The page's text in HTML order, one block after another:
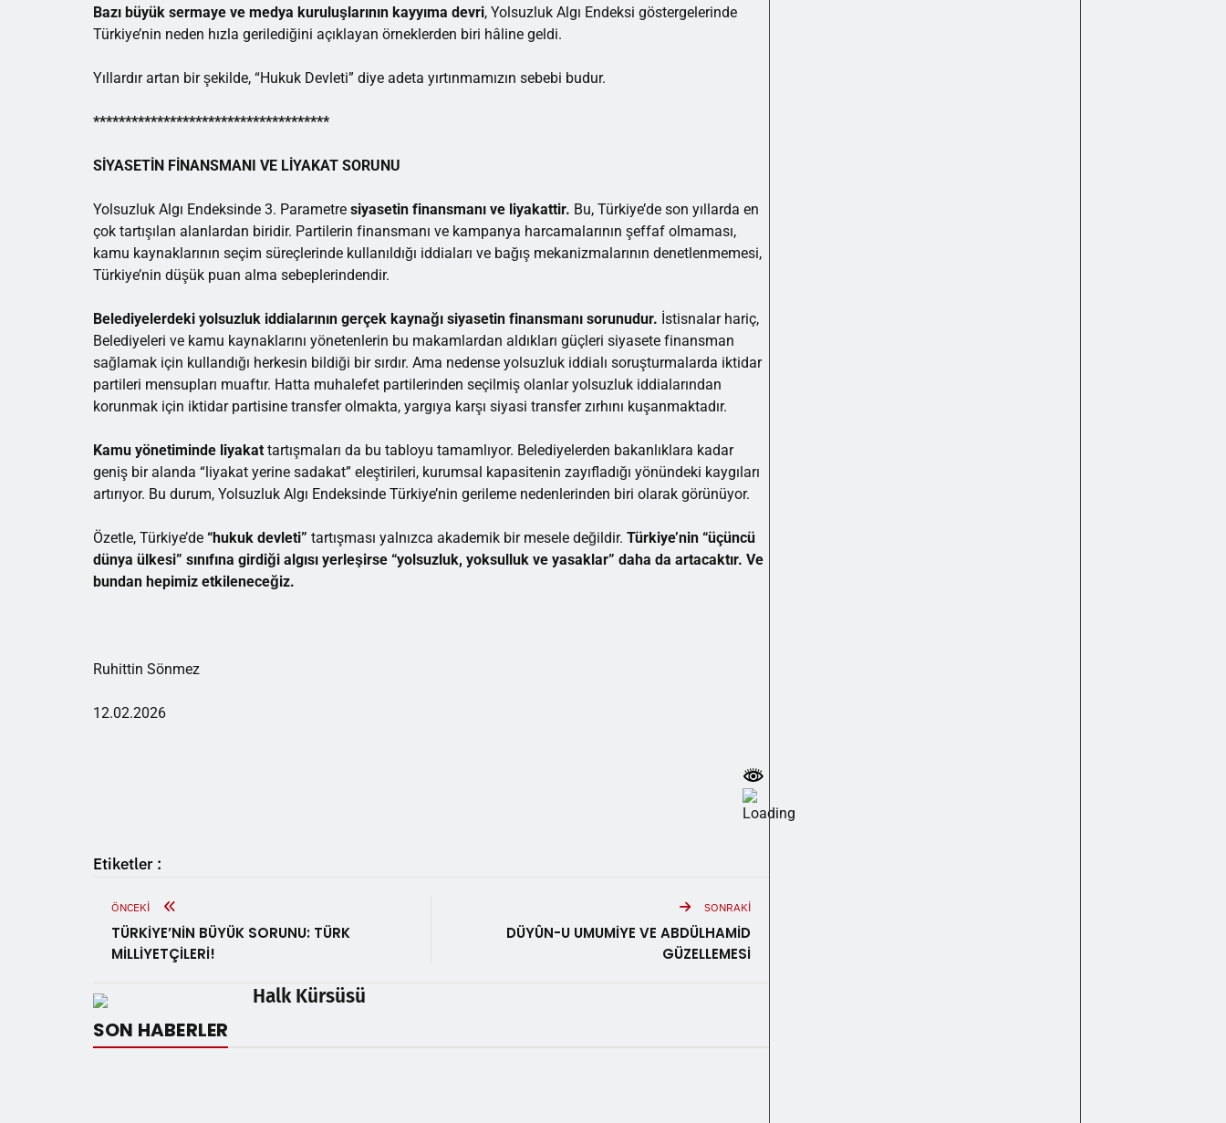
Bazı büyük sermaye ve medya kuruluşlarının kayyıma devri, Yolsuzluk Algı Endeksi göstergelerinde
Türkiye’nin neden hızla gerilediğini açıklayan örneklerden biri hâline geldi.
Yıllardır artan bir şekilde, “Hukuk Devleti” diye adeta yırtınmamızın sebebi budur.
*************************************
SİYASETİN FİNANSMANI VE LİYAKAT SORUNU
Yolsuzluk Algı Endeksinde 3. Parametre siyasetin finansmanı ve liyakattir. Bu, Türkiye’de son yıllarda en
çok tartışılan alanlardan biridir. Partilerin finansmanı ve kampanya harcamalarının şeffaf olmaması,
kamu kaynaklarının seçim süreçlerinde kullanıldığı iddiaları ve bağış mekanizmalarının denetlenmemesi,
Türkiye’nin düşük puan alma sebeplerindendir.
Belediyelerdeki yolsuzluk iddialarının gerçek kaynağı siyasetin finansmanı sorunudur. İstisnalar hariç,
Belediyeleri ve kamu kaynaklarını yönetenlerin bu makamlardan aldıkları güçleri siyasete finansman
sağlamak için kullandığı herkesin bildiği bir sırdır. Ama nedense yolsuzluk iddialı soruşturmalarda iktidar
partileri mensupları muaftır. Hatta muhalefet partilerinden seçilmiş olanlar yolsuzluk iddialarından
korunmak için iktidar partisine transfer olmakta, yargıya karşı siyasi transfer zırhını kuşanmaktadır.
Kamu yönetiminde liyakat tartışmaları da bu tabloyu tamamlıyor. Belediyelerden bakanlıklara kadar
geniş bir alanda “liyakat yerine sadakat” eleştirileri, kurumsal kapasitenin zayıfladığı yönündeki kaygıları
artırıyor. Bu durum, Yolsuzluk Algı Endeksinde Türkiye’nin gerileme nedenlerinden biri olarak görünüyor.
Özetle, Türkiye’de “hukuk devleti” tartışması yalnızca akademik bir mesele değildir. Türkiye’nin “üçüncü
dünya ülkesi” sınıfına girdiği algısı yerleşirse “yolsuzluk, yoksulluk ve yasaklar” daha da artacaktır. Ve
bundan hepimiz etkileneceğiz.
Ruhittin Sönmez
12.02.2026
Etiketler :
ÖNCEKI
TÜRKİYE’NİN BÜYÜK SORUNU: TÜRK
MİLLİYETÇİLERİ!
SONRAKI
DÜYÛN-U UMUMİYE VE ABDÜLHAMİD
GÜZELLEMESİ
Halk Kürsüsü
SON HABERLER